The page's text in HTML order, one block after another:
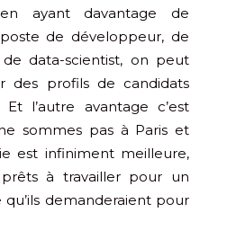
ayant davantage de
de développeur, de
data-scientist, on peut
des profils de candidats
l’autre avantage c’est
sommes pas à Paris et
est infiniment meilleure,
à travailler pour un
demanderaient pour